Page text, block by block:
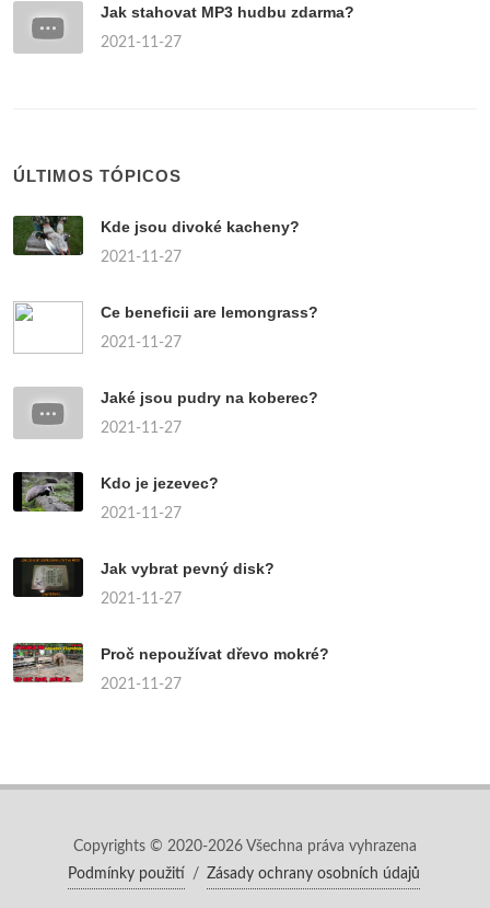
Jak stahovat MP3 hudbu zdarma?
2021-11-27
ÚLTIMOS TÓPICOS
Kde jsou divoké kacheny?
2021-11-27
Ce beneficii are lemongrass?
2021-11-27
Jaké jsou pudry na koberec?
2021-11-27
Kdo je jezevec?
2021-11-27
Jak vybrat pevný disk?
2021-11-27
Proč nepoužívat dřevo mokré?
2021-11-27
Copyrights © 2020-2026 Všechna práva vyhrazena
Podmínky použití
/ Zásady ochrany osobních údajů